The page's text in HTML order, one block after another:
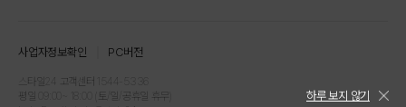
주소 : 서울시 강남구 논현로 633, 6층 (논현동, 한세엠케이빌딩)
사업자등록번호 : 116-81-32499
통신판매업신고번호 : 제 2024-서울강남-04239
사업자정보확인 PC버전
스타일24 고객센터 1544-5336
평일 09:00~ 18:00 (토/일/공휴일 휴무)
하루 보지 않기